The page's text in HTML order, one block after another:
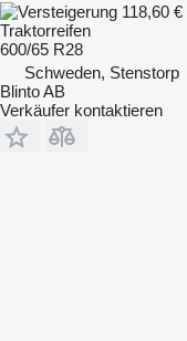
118,60 €
Traktorreifen
600/65 R28
Schweden, Stenstorp
Blinto AB
Verkäufer kontaktieren